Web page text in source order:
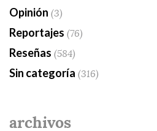
Opinión (3)
Reportajes (76)
Reseñas (584)
Sin categoría (316)
archivos